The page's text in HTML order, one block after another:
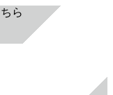
ら